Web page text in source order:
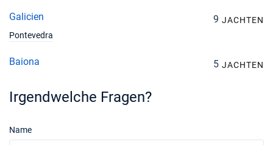
Galicien 9 JACHTEN
Pontevedra
Baiona 5 JACHTEN
Irgendwelche Fragen?
Name